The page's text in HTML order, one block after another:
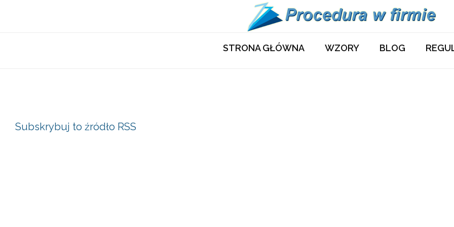
STRONA GŁÓWNA WZORY BLOG
Subskrybuj to źródło RSS